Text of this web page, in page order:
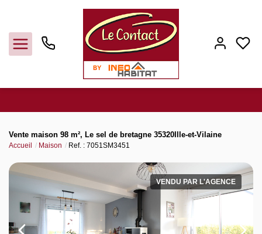
Louer
Gerer
Vente maison 98 m², Le sel de bretagne 35320Ille-et-Vilaine
Accueil Maison Ref. : 7051SM3451
VENDU PAR L'AGENCE